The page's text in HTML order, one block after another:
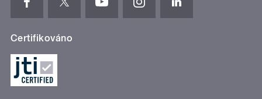
Certifikováno